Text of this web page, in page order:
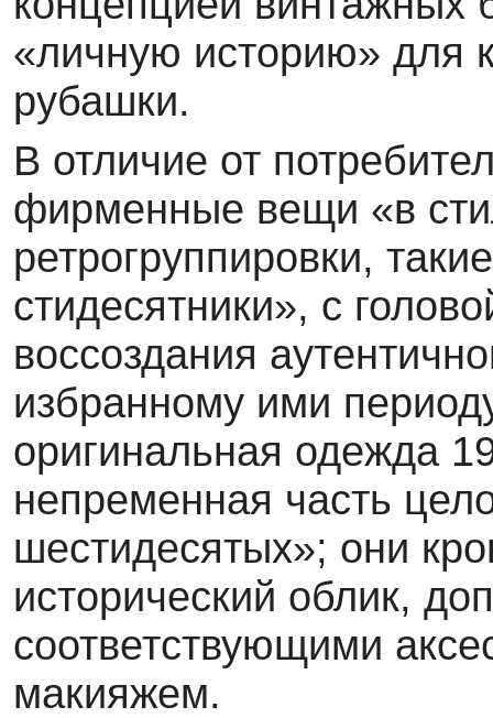
«личную историю» для
рубашки.
В отличие от
фирменные вещи «в
ретрогруппировки,
стидесятники», с
воссоздания
избранному ими
оригинальная одежда
непременная часть
шестидесятых»; они
исторический облик,
соответствующими
макияжем.